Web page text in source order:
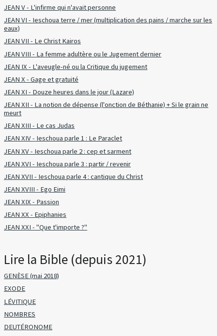
JEAN V - L'infirme qui n'avait personne
JEAN VI - Ieschoua terre / mer (multiplication des pains / marche sur les
eaux)
JEAN VII - Le Christ Kairos
JEAN VIII - La femme adultère ou le Jugement dernier
JEAN IX - L'aveugle-né ou la Critique du jugement
JEAN X - Gage et gratuité
JEAN XI - Douze heures dans le jour (Lazare)
JEAN XII - La notion de dépense (l'onction de Béthanie) + Si le grain ne
meurt
JEAN XIII - Le cas Judas
JEAN XIV - Ieschoua parle 1 : Le Paraclet
JEAN XV - Ieschoua parle 2 : cep et sarment
JEAN XVI - Ieschoua parle 3 : partir / revenir
JEAN XVII - Ieschoua parle 4 : cantique du Christ
JEAN XVIII - Ego Eimi
JEAN XIX - Passion
JEAN XX - Epiphanies
JEAN XXI - "Que t'importe ?"
Lire la Bible (depuis 2021)
GENÈSE (mai 2018)
EXODE
LÉVITIQUE
NOMBRES
DEUTÉRONOME